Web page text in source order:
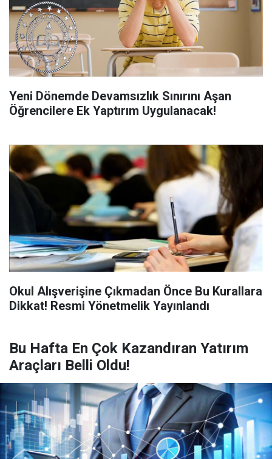
Yeni Dönemde Devamsızlık Sınırını Aşan
Öğrencilere Ek Yaptırım Uygulanacak!
Okul Alışverişine Çıkmadan Önce Bu Kurallara
Dikkat! Resmi Yönetmelik Yayınlandı
Bu Hafta En Çok Kazandıran Yatırım
Araçları Belli Oldu!